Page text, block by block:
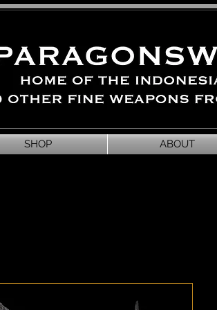
SHOP ABOUT